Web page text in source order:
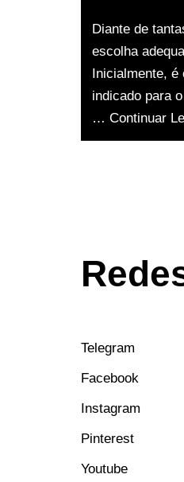
Diante de
escolha
Inicialmente, é
indicado para
… Continuar
Telegram
Facebook
Instagram
Pinterest
Youtube